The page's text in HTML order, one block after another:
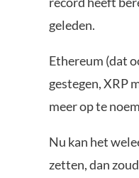
geleden.
Ethereum (dat
gestegen, XRP
meer op te
Nu kan het
zetten, dan